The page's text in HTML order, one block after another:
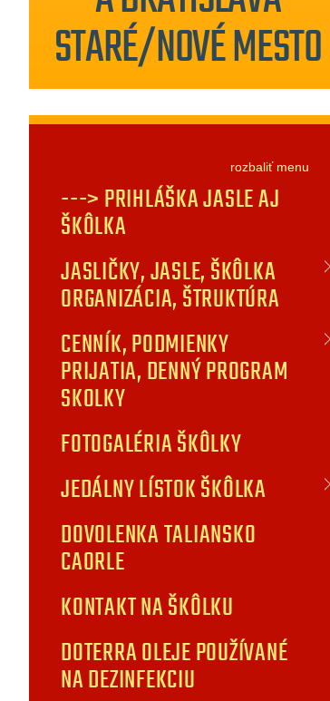
STARÉ/NOVÉ MESTO
rozbaliťmenu
---> PRIHLÁŠKA JASLE AJ
ŠKÔLKA
JASLIČKY, JASLE, ŠKÔLKA
ORGANIZÁCIA, ŠTRUKTÚRA
CENNÍK, PODMIENKY
PRIJATIA, DENNÝ PROGRAM
SKOLKY
FOTOGALÉRIA ŠKÔLKY
JEDÁLNY LÍSTOK ŠKÔLKA
DOVOLENKA TALIANSKO
CAORLE
KONTAKT NA ŠKÔLKU
DOTERRA OLEJE POUŽÍVANÉ
NA DEZINFEKCIU